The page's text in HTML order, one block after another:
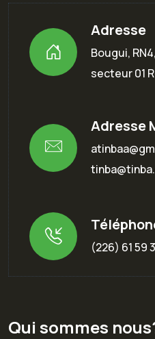
Adresse
Bougui,
secteur 01
Adresse
(226) 61 59
Qui sommes